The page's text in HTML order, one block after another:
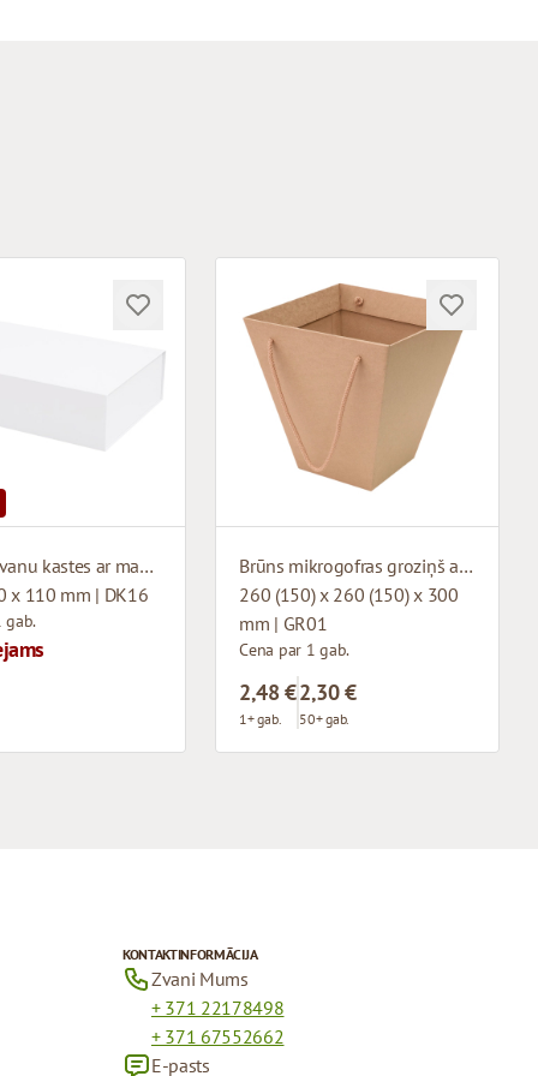
Baltas dāvanu kastes ar magnētu
x 110 mm | DK16
gab.
Brūns mikrogofras groziņš ar auduma rokturiem
260 (150) x 260 (150) x 300
mm | GR01
Cena par 1 gab.
2,48 €
1+ gab.
2,30 €
50+ gab.
KONTAKTINFORMĀCIJA
Zvani Mums
+ 371 22178498
+ 371 67552662
E-pasts